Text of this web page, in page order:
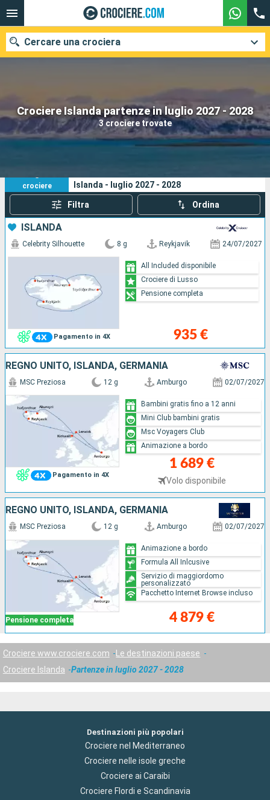
Crociere Islanda partenze in luglio 2027 - 2028
3 crociere trovate
Cercare una crociera
Le nostre destinazioni
Mesi di partenza
Ricerca
3
crociere
Islanda - luglio 2027 - 2028
Filtra Ordina
ISLANDA
Pagamento in 4X
Celebrity Silhouette 8 g Reykjavik 24/07/2027
935 €
All Included disponibile
Crociere di Lusso
Pensione completa
REGNO UNITO, ISLANDA, GERMANIA
Pagamento in 4X
MSC Preziosa 12 g Amburgo 02/07/2027
1 689 €
Volo disponibile
Bambini gratis fino a 12 anni
Mini Club bambini gratis
Msc Voyagers Club
Animazione a bordo
REGNO UNITO, ISLANDA, GERMANIA
Pensione completa
MSC Preziosa 12 g Amburgo 02/07/2027
4 879 €
Animazione a bordo
Formula All Inlcusive
Servizio di maggiordomo
personalizzato
Pacchetto Internet Browse incluso
Crociere www.crociere.com
Le destinazioni paese
Crociere Islanda
Partenze in luglio 2027 - 2028
Destinazioni più popolari
Crociere nel Mediterraneo
Crociere nelle isole greche
Crociere ai Caraibi
Crociere Flordi e Scandinavia